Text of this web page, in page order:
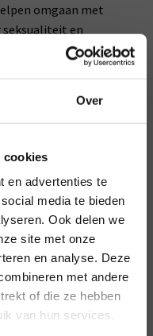
Over
cookies
en advertenties te
media te bieden
Ook delen we
site met onze
en analyse. Deze
met andere
of die ze hebben
van hun services.
omgaan met
seksualiteit en
bij Muziek
×